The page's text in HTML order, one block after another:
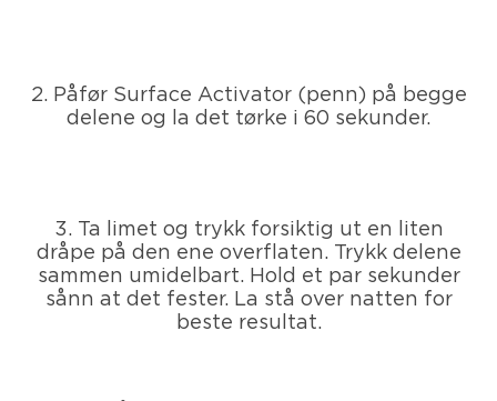
2. Påfør Surface Activator (penn) på begge
delene og la det tørke i 60 sekunder.
3. Ta limet og trykk forsiktig ut en liten
dråpe på den ene overflaten. Trykk delene
sammen umidelbart. Hold et par sekunder
sånn at det fester. La stå over natten for
beste resultat.